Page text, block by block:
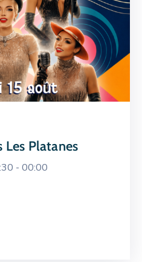
Les Platanes
- 00:00